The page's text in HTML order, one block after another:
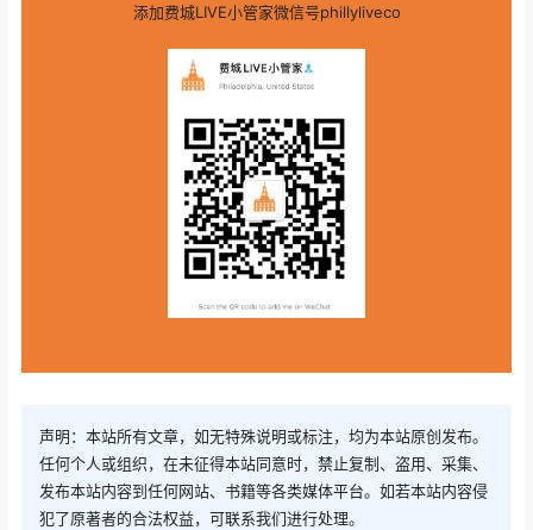
添加费城LIVE小管家微信号phillyliveco
声明：本站所有文章，如无特殊说明或标注，均为本站原创发布。
任何个人或组织，在未征得本站同意时，禁止复制、盗用、采集、
发布本站内容到任何网站、书籍等各类媒体平台。如若本站内容侵
犯了原著者的合法权益，可联系我们进行处理。